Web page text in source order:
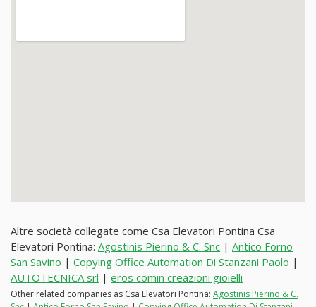
Altre società collegate come Csa Elevatori Pontina Csa
Elevatori Pontina: Agostinis Pierino & C. Snc | Antico Forno
San Savino | Copying Office Automation Di Stanzani Paolo |
AUTOTECNICA srl | eros comin creazioni gioielli
Other related companies as Csa Elevatori Pontina: Agostinis Pierino & C.